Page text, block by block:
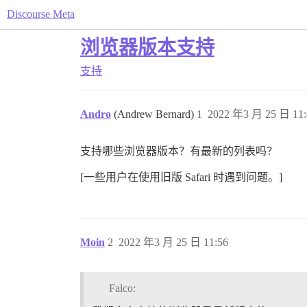
Discourse Meta
浏览器版本支持
支持
Andro (Andrew Bernard) 2022 年3 月 25 日
1
支持哪些浏览器版本？有最新的列表吗？
[一些用户在使用旧版 Safari 时遇到问题。]
Moin 2022 年3 月 25 日 11:56
2
Falco: